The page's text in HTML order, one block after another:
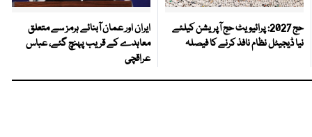
حج 2027: پرائیویٹ حج آپریشن کیلئے
نیا ڈیجیٹل نظام نافذ کرنے کا فیصلہ
ایران اور عمان آبنائے ہرمز سے متعلق
معاہدے کے قریب پہنچ گئے، عباس
عراقچی